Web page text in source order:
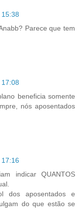
Parece que tem
beneficia somente
nós aposentados
indicar QUANTOS
dos aposentados e
do que estão se